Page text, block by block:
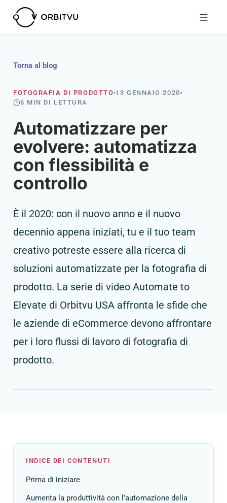
Torna al blog
FOTOGRAFIA DI PRODOTTO 13 GENNAIO 2020
6 MIN DI LETTURA
Automatizzare per
evolvere: automatizza
con flessibilità e
controllo
È il 2020: con il nuovo anno e il nuovo
decennio appena iniziati, tu e il tuo team
creativo potreste essere alla ricerca di
soluzioni automatizzate per la fotografia di
prodotto. La serie di video Automate to
Elevate di Orbitvu USA affronta le sfide che
le aziende di eCommerce devono affrontare
per i loro flussi di lavoro di fotografia di
prodotto.
INDICE DEI CONTENUTI
Prima di iniziare
Aumenta la produttività con l’automazione della